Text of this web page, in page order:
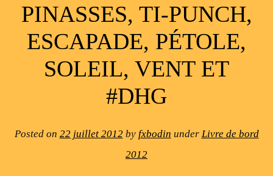
PINASSES, TI-PUNCH,
ESCAPADE, PÉTOLE,
SOLEIL, VENT ET
#DHG
Posted on 22 juillet 2012 by fxbodin under Livre de bord
2012